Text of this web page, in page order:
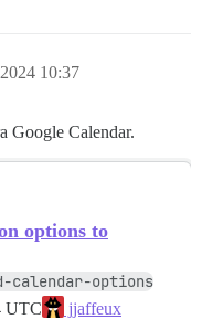
10:37
Google Calendar.
options to
calendar-options
UTC
jjaffeux